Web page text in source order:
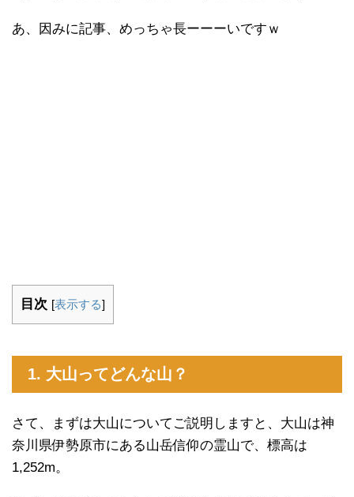
あ、因みに記事、めっちゃ長ーーーいですｗ
目次 [表示する]
1. 大山ってどんな山？
さて、まずは大山についてご説明しますと、大山は神
奈川県伊勢原市にある山岳信仰の霊山で、標高は
1,252m。